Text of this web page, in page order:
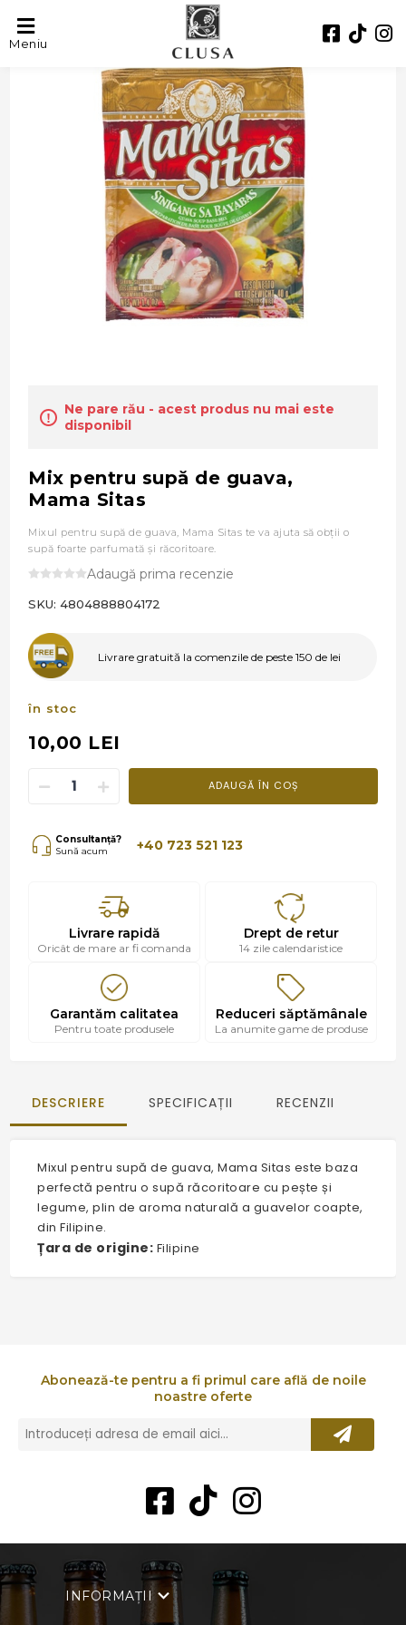
Meniu
Ne pare rău - acest produs nu mai este
disponibil
Mix pentru supă de guava,
Mama Sitas
Mixul pentru supă de guava, Mama Sitas te va ajuta să obţii o
supă foarte parfumată şi răcoritoare.
Adaugă prima recenzie
SKU: 4804888804172
Livrare gratuită la comenzile de peste 150 de lei
în stoc
10,00 LEI
ADAUGĂ ÎN COȘ
Consultanță?
Sună acum
+40 723 521 123
Livrare rapidă
Oricât de mare ar fi comanda
Drept de retur
14 zile calendaristice
Garantăm calitatea
Pentru toate produsele
Reduceri săptămânale
La anumite game de produse
DESCRIERE SPECIFICAȚII RECENZII
Mixul pentru supă de guava, Mama Sitas este baza
perfectă pentru o supă răcoritoare cu pește și
legume, plin de aroma naturală a guavelor coapte,
din Filipine.
Țara de origine: Filipine
Abonează-te pentru a fi primul care află de noile
noastre oferte
INFORMAȚII